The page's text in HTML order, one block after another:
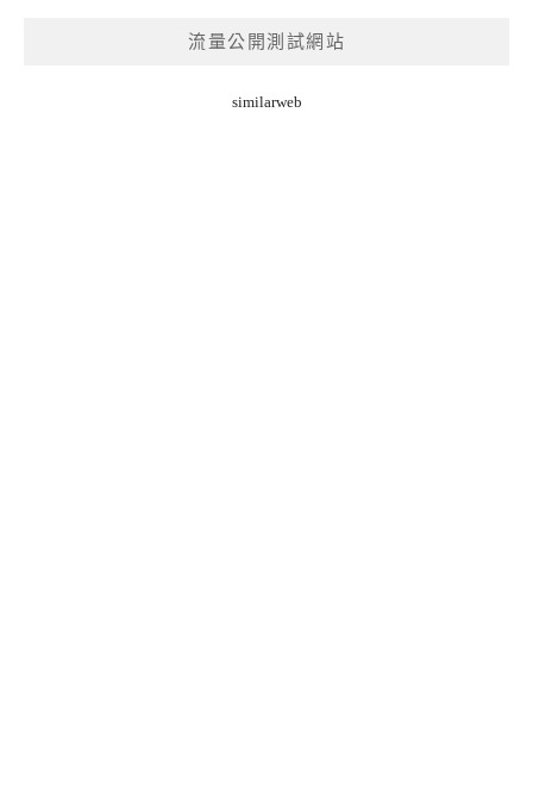
流量公開測試網站
similarweb